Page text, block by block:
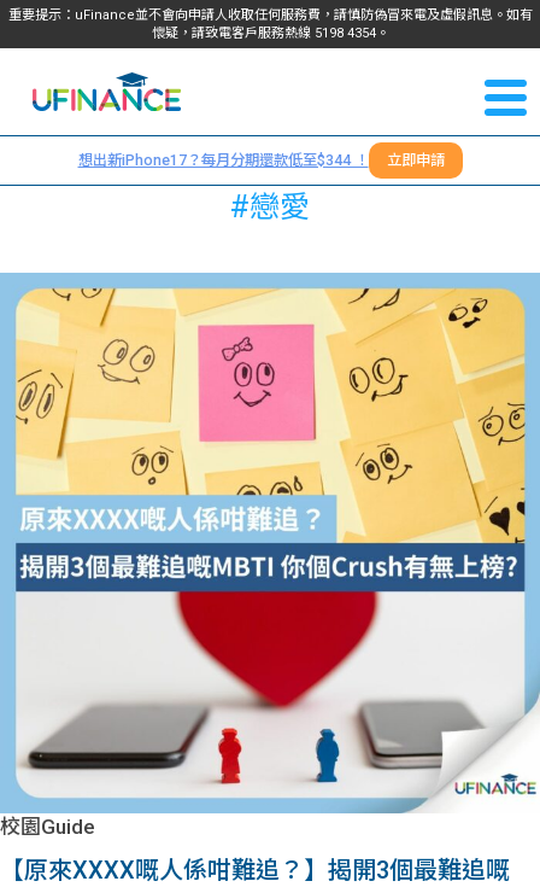
重要提示：uFinance並不會向申請人收取任何服務費，請慎防偽冒來電及虛假訊息。如有
懷疑，請致電客戶服務熱線 5198 4354。
我們
學生
貸款
貸款
計算
學生
故事
分享
大學
學生
資訊
Blog
大專
工推
搵工
Gui
常見
問題
福利
uFina
nce
校園
聯絡
我們
們
＋
4354
想出新iPhone17？每月分期還款低至$344 ！ 立即申請
#戀愛
校園Guide
【原來XXXX嘅人係咁難追？】揭開3個最難追嘅